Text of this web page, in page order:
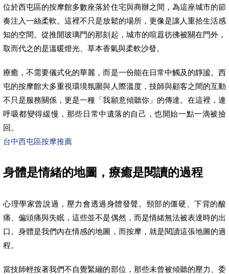
位於西屯區的按摩館多數座落於住宅與商辦之間，為這座城市的節
奏注入一絲柔軟。這裡不只是放鬆的場所，更像是讓人重拾生活感
知的空間。從推開玻璃門的那刻起，城市的喧囂彷彿被關在門外，
取而代之的是溫暖燈光、草本香氣與柔軟沙發。
療癒，不需要儀式化的華麗，而是一份能在日常中觸及的靜謐。西
屯的按摩館大多重視環境氛圍與人際溫度，技師與顧客之間的互動
不只是服務關係，更是一種「我願意傾聽你」的傳達。在這裡，連
呼吸都變得緩慢，那些日常中遺落的自己，也開始一點一滴被撿
回。
台中西屯區按摩推薦
身體是情緒的地圖，療癒是閱讀的過程
心理學家曾說過，壓力會透過身體發聲。頸部的僵硬、下背的酸
痛、偏頭痛與失眠，這些並不是偶然，而是情緒無法被表達時的出
口。身體是我們內在情感的地圖，而按摩，就是閱讀這張地圖的過
程。
當技師輕按著我們不自覺緊繃的部位，那些未曾被傾聽的壓力、委